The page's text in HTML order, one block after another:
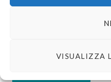
VISUALIZZA